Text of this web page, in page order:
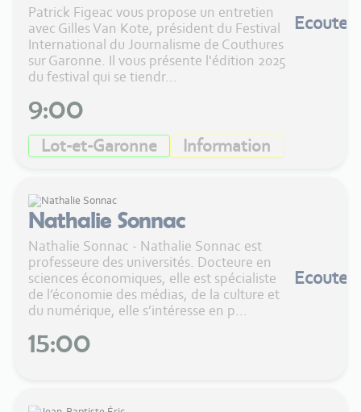
Patrick Figeac vous propose un entretien
avec Gilles Van Kote, président du Festival
International du Journalisme de Couthures
sur Garonne. Il vous présente l'édition 2025
du festival qui se tiendr...
9:00
Lot-et-Garonne Information
Ecouter
Nathalie Sonnac
Nathalie Sonnac - Nathalie Sonnac est
professeure des universités. Docteure en
sciences économiques, elle est spécialiste
de l’économie des médias, de la culture et
du numérique, elle s’intéresse en p...
15:00
Ecouter